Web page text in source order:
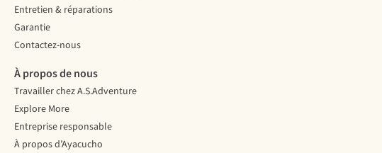
Entretien & réparations
Garantie
Contactez-nous
À propos de nous
Travailler chez A.S.Adventure
Explore More
Entreprise responsable
À propos d’Ayacucho